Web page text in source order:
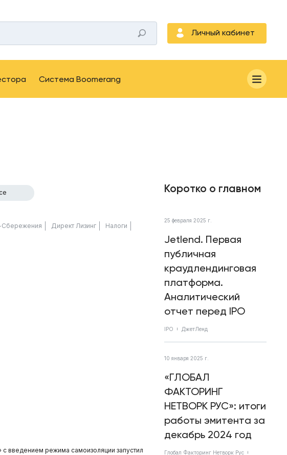
Личный кабинет
Система Boomerang
Директ Лизинг Налоги
с введением режима самоизоляции запустил
Коротко о главном
25 февраля 2025 г.
Jetlend. Первая
публичная
краудлендинговая
платформа.
Аналитический
отчет перед IPO
IPO ДжетЛенд
10 января 2025 г.
«ГЛОБАЛ
ФАКТОРИНГ
НЕТВОРК РУС»: итоги
работы эмитента за
декабрь 2024 год
Глобал Факторинг Нетворк Рус